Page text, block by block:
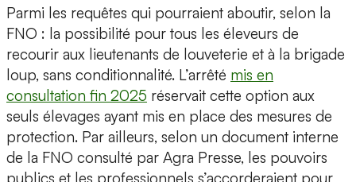
Parmi les requêtes qui pourraient aboutir, selon la
FNO : la possibilité pour tous les éleveurs de
recourir aux lieutenants de louveterie et à la brigade
loup, sans conditionnalité. L’arrêté mis en
consultation fin 2025 réservait cette option aux
seuls élevages ayant mis en place des mesures de
protection. Par ailleurs, selon un document interne
de la FNO consulté par Agra Presse, les pouvoirs